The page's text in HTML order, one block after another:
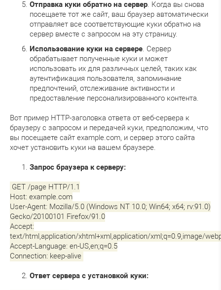
Отправка куки обратно на сервер. Когда вы снова
посещаете тот же сайт, ваш браузер автоматически
отправляет все соответствующие куки обратно на
сервер вместе с запросом на эту страницу.
Использование куки на сервере. Сервер
обрабатывает полученные куки и может
использовать их для различных целей, таких как
аутентификация пользователя, запоминание
предпочтений, отслеживание активности и
предоставление персонализированного контента.
Вот пример HTTP-заголовка ответа от веб-сервера к
браузеру с запросом и передачей куки, предположим, что
вы посещаете сайт example.com, и сервер этого сайта
хочет установить куки на вашем браузере.
Запрос браузера к серверу:
GET /page HTTP/1.1
Host: example.com
User-Agent: Mozilla/5.0 (Windows NT 10.0; Win64; x64; rv:91.0)
Gecko/20100101 Firefox/91.0
Accept:
text/html,application/xhtml+xml,application/xml;q=0.9,image/
Accept-Language: en-US,en;q=0.5
Connection: keep-alive
Ответ сервера с установкой куки: